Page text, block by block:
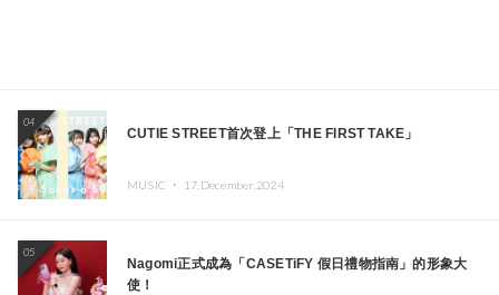
04
CUTIE STREET首次登上「THE FIRST TAKE」
MUSIC ・ 17.December.2024
05
Nagomi正式成為「CASETiFY 假日禮物指南」的形象大
使！